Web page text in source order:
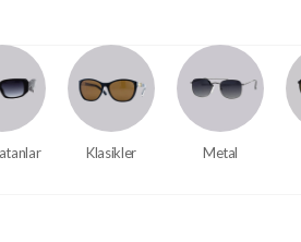
Klasikler Metal